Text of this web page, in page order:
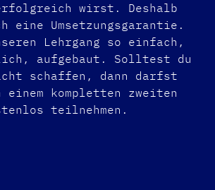
wirst. Deshalb
Umsetzungsgarantie.
Lehrgang so einfach,
aufgebaut. Solltest du
schaffen, dann darfst
einem kompletten zweiten
teilnehmen.